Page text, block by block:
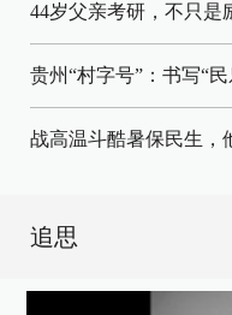
44岁父亲考研，不只是
贵州“村字号”：书写“
战高温斗酷暑保民生，
追思